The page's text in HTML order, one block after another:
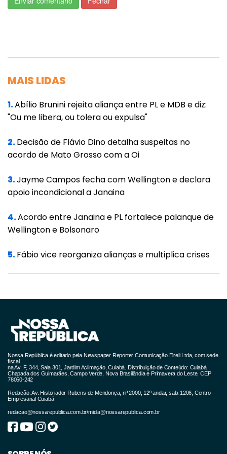
segurança, valores e autenticidade. Cada
aliado a essa abordagem, potencializa a
pessoal em um meio de comunicação não
verbal poderoso.
No Dia da Mulher reafirmamos que
autoestima não se resume à estética. Trata-
se de autoconhecimento, autoaceitação e
autoestima é saúde mental. Construir uma
um ato superficial – é um ato de coragem e
liberdade. A Engenharia da Beleza é essa
ponte entre quem somos e como nos
expressamos no mundo. Porque ser você da
MAIS LIDAS
1.Abílio Brunini rejeita aliança entre PL e MDB e diz:
"Ou me libera, ou tolera ou expulsa"
2.Decisão de Flávio Dino detalha suspeitas no
acordo de Mato Grosso com a Oi
3.Jayme Campos fecha com Wellington e declara
apoio incondicional a Janaina
4.Acordo entre Janaina e PL fortalece palanque de
Wellington e Bolsonaro
5.Fábio vice reorganiza alianças e multiplica crises
Nossa República é editado pela Newspaper Reporter Comunicação Eireli Ltda, com sede
fiscal
na Av. F, 344, Sala 301, Jardim Aclimação, Cuiabá. Distribuição de Conteúdo: Cuiabá,
Chapada dos Guimarães, Campo Verde, Nova Brasilândia e Primavera do Leste, CEP
78050-242
Redação: Av. Historiador Rubens de Mendonça, nº 2000, 12º andar, sala 1206, Centro
Empresarial Cuiabá
redacao@nossarepublica.com.br/midia@nossarepublica.com.br